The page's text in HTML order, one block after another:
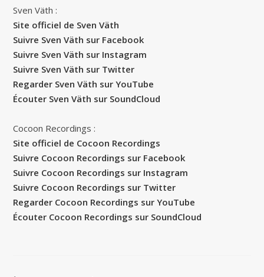
Sven Väth :
Site officiel de Sven Väth
Suivre Sven Väth sur Facebook
Suivre Sven Väth sur Instagram
Suivre Sven Väth sur Twitter
Regarder Sven Väth sur YouTube
Écouter Sven Väth sur SoundCloud
Cocoon Recordings :
Site officiel de Cocoon Recordings
Suivre Cocoon Recordings sur Facebook
Suivre Cocoon Recordings sur Instagram
Suivre Cocoon Recordings sur Twitter
Regarder Cocoon Recordings sur YouTube
Écouter Cocoon Recordings sur SoundCloud